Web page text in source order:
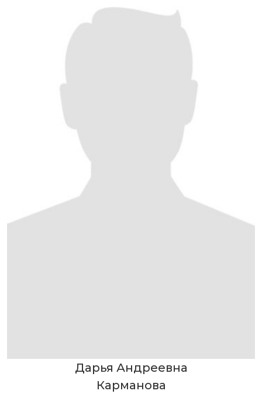
Дарья Андреевна
Карманова